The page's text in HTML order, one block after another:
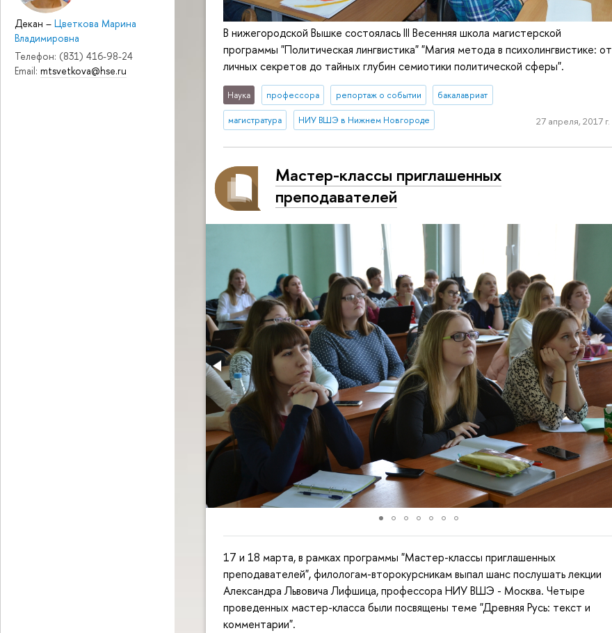
Декан – Цветкова Марина
Владимировна
Телефон: (831) 416-98-24
Email: mtsvetkova@hse.ru
В нижегородской Вышке состоялась III Весенняя школа магистерской
программы "Политическая лингвистика" "Магия метода в психолингвистике: от
личных секретов до тайных глубин семиотики политической сферы".
Наука профессора репортаж о событии бакалавриат
магистратура НИУ ВШЭ в Нижнем Новгороде 27 апреля, 2017 г.
Мастер-классы приглашенных
преподавателей
17 и 18 марта, в рамках программы "Мастер-классы приглашенных
преподавателей", филологам-второкурсникам выпал шанс послушать лекции
Александра Львовича Лифшица, профессора НИУ ВШЭ - Москва. Четыре
проведенных мастер-класса были посвящены теме "Древняя Русь: текст и
комментарии".